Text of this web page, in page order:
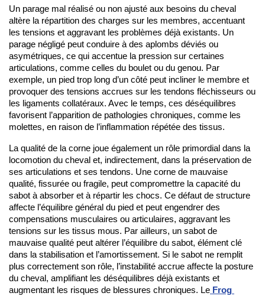
Un parage mal réalisé ou non ajusté aux besoins du cheval
altère la répartition des charges sur les membres, accentuant
les tensions et aggravant les problèmes déjà existants. Un
parage négligé peut conduire à des aplombs déviés ou
asymétriques, ce qui accentue la pression sur certaines
articulations, comme celles du boulet ou du genou. Par
exemple, un pied trop long d’un côté peut incliner le membre et
provoquer des tensions accrues sur les tendons fléchisseurs ou
les ligaments collatéraux. Avec le temps, ces déséquilibres
favorisent l’apparition de pathologies chroniques, comme les
molettes, en raison de l’inflammation répétée des tissus.
La qualité de la corne joue également un rôle primordial dans la
locomotion du cheval et, indirectement, dans la préservation de
ses articulations et ses tendons. Une corne de mauvaise
qualité, fissurée ou fragile, peut compromettre la capacité du
sabot à absorber et à répartir les chocs. Ce défaut de structure
affecte l’équilibre général du pied et peut engendrer des
compensations musculaires ou articulaires, aggravant les
tensions sur les tissus mous. Par ailleurs, un sabot de
mauvaise qualité peut altérer l’équilibre du sabot, élément clé
dans la stabilisation et l’amortissement. Si le sabot ne remplit
plus correctement son rôle, l’instabilité accrue affecte la posture
du cheval, amplifiant les déséquilibres déjà existants et
augmentant les risques de blessures chroniques. Le Frog